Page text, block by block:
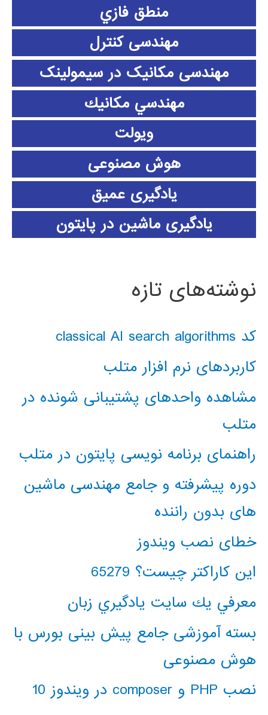
منطق فازي
مهندسی کنترل
مهندسی مکانیک در سیمولینک
مهندسي مكانيك
ویولت
هوش مصنوعی
یادگیری عمیق
یادگیری ماشین در پایتون
نوشته‌های تازه
کد classical AI search algorithms
کاربردهای نرم افزار متلب
مشاهده واحدهای پشتیبانی شونده در
متلب
راهنمای برنامه نویسی پایتون در متلب
دوره پیشرفته و جامع مهندسی ماشین
های بدون راننده
خطای نصب ویندوز
این کاراکتر چیست؟ 65279
معرفي يك سايت يادگيري زبان
بسته آموزشی جامع پیش بینی بورس با
هوش مصنوعی
نصب PHP و composer در ویندوز 10